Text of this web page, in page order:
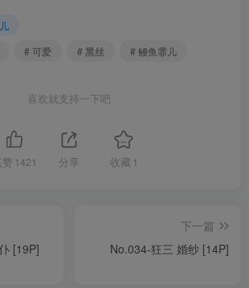
# 可爱 # 黑丝 # 鳗鱼霏儿
喜欢就支持一下吧
1421 分享 收藏 1
[19P]
下一篇
No.034-狂三 婚纱 [14P]